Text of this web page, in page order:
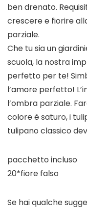
ben drenato.
crescere e fiorire
parziale.
Che tu sia un
scuola, la nostra
perfetto per te!
l’amore perfetto!
l’ombra parziale.
colore è saturo, i
tulipano classico
pacchetto incluso
20*fiore falso
Se hai qualche